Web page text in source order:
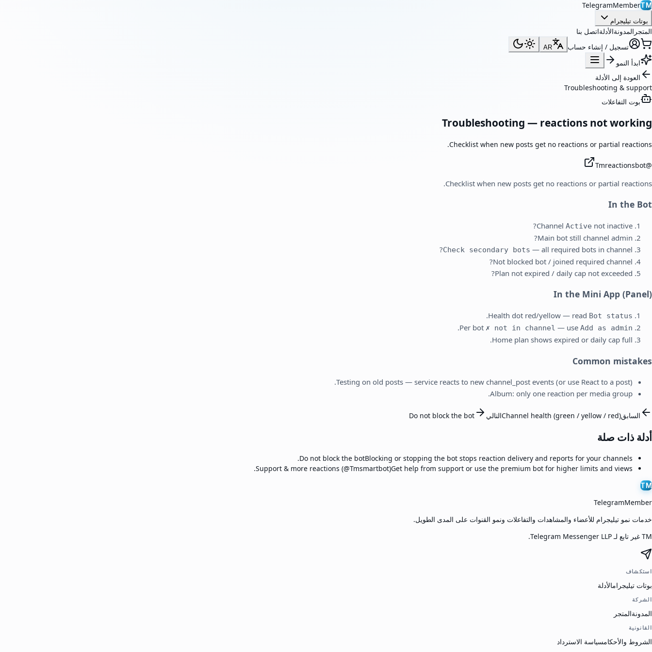
TM
TelegramMember
بوتات تيليجرام
المتجر المدونةالأدلةاتصل بنا
تسجيل / إنشاء حساب
AR
ابدأ النمو
العودة إلى الأدلة
Troubleshooting & support
بوت التفاعلات
Troubleshooting — reactions not working
Checklist when new posts get no reactions or partial reactions.
@
Tmreactionsbot
Checklist when new posts get no reactions or partial reactions.
In the Bot
Channel Active not inactive?
Main bot still channel admin?
Check secondary bots — all required bots in channel?
Not blocked bot / joined required channel?
Plan not expired / daily cap not exceeded?
In the Mini App (Panel)
Health dot red/yellow — read Bot status
.
Per bot ✗ not in channel — use Add as admin
.
Home plan shows expired or daily cap full.
Common mistakes
Testing on old posts — service reacts to new channel_post events (or use React to a post).
Album: only one reaction per media group.
السابقChannel health (green / yellow / red)التالي Do not block the bot
أدلة ذات صلة
Do not block the botBlocking or stopping the bot stops reaction delivery and reports for your channels.
Support & more reactions (@Tmsmartbot)Get help from support or use the premium bot for higher limits and views.
TM
TelegramMember
خدمات نمو تيليجرام للأعضاء والمشاهدات والتفاعلات ونمو القنوات على المدى الطويل.
TM غير تابع لـ Telegram Messenger LLP.
استكشاف
بوتات تيليجرامالأدلة
الشركة
المدونةالمتجر
القانونية
الشروط والأحكامسياسة الاسترداد